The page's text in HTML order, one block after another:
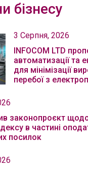
бізнесу
3 Серпня, 2026
INFOCOM LTD
автоматизації та
для мінімізації
перебої з
законопроєкт
в частині
посилок